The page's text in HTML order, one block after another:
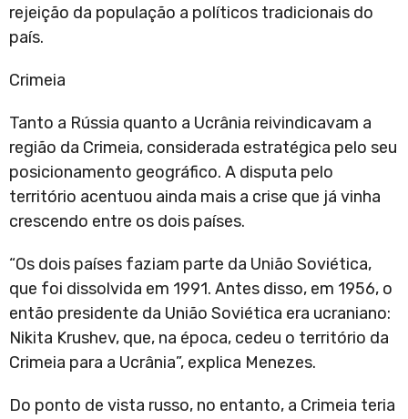
rejeição da população a políticos tradicionais do
país.
Crimeia
Tanto a Rússia quanto a Ucrânia reivindicavam a
região da Crimeia, considerada estratégica pelo seu
posicionamento geográfico. A disputa pelo
território acentuou ainda mais a crise que já vinha
crescendo entre os dois países.
“Os dois países faziam parte da União Soviética,
que foi dissolvida em 1991. Antes disso, em 1956, o
então presidente da União Soviética era ucraniano:
Nikita Krushev, que, na época, cedeu o território da
Crimeia para a Ucrânia”, explica Menezes.
Do ponto de vista russo, no entanto, a Crimeia teria